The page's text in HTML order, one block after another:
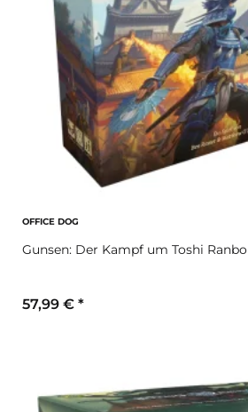
OFFICE DOG
Gunsen: Der Kampf um Toshi Ranbo
57,99 € *